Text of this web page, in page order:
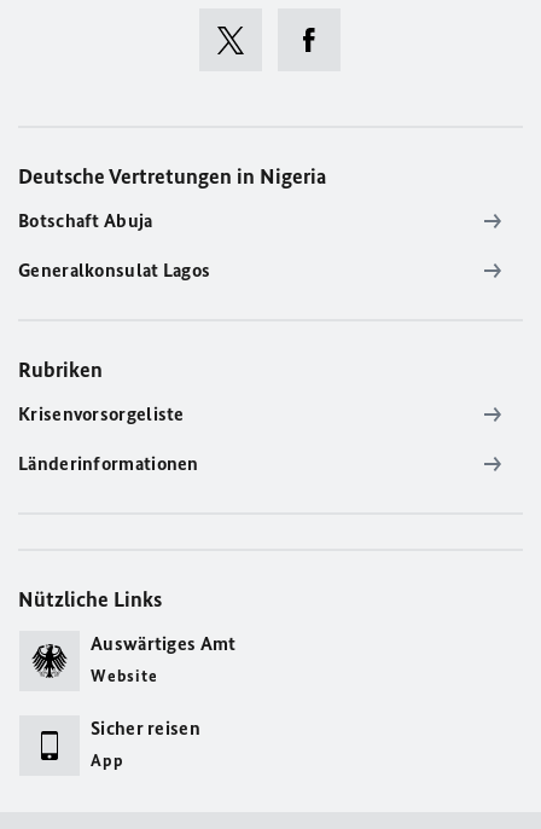
Deutsche Vertretungen in Nigeria
Botschaft Abuja
Generalkonsulat Lagos
Rubriken
Krisenvorsorgeliste
Länderinformationen
Nützliche Links
Auswärtiges Amt
Website
Sicher reisen
App